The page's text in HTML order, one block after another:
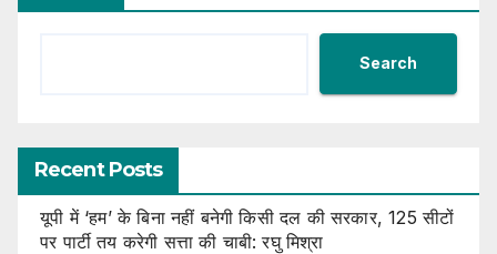
Search
Recent Posts
यूपी में ‘हम’ के बिना नहीं बनेगी किसी दल की सरकार, 125 सीटों
पर पार्टी तय करेगी सत्ता की चाबी: रघु मिश्रा